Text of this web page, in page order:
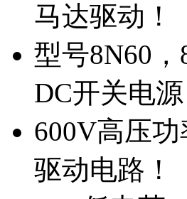
马达驱动！
型号8N60
DC开关电源
600V高压
驱动电路！